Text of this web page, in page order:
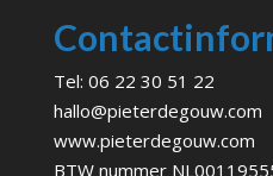
Tel: 06 22 30 51 22
hallo@pieterdegouw.com
www.pieterdegouw.com
BTW nummer